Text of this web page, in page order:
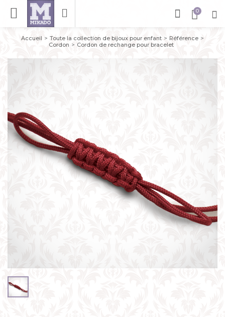
Accueil Toute la collection de bijoux pour enfant
Référence
Cordon
Cordon de rechange pour bracelet